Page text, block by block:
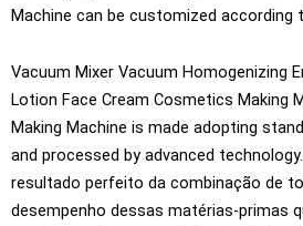
Machine can be customized according
Vacuum Mixer Vacuum Homogenizing
Lotion Face Cream Cosmetics Making
Making Machine is made adopting
and processed by advanced technology
resultado perfeito da combinação de
desempenho dessas matérias-primas